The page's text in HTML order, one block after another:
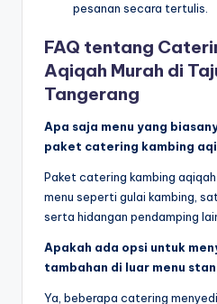
pesanan secara tertulis.
FAQ tentang
Aqiqah Murah di
Tangerang
Apa saja menu yang
paket catering kambing
Paket catering kambing
menu seperti gulai kambing,
serta hidangan pendamping
Apakah ada opsi untuk
tambahan di luar menu
Ya, beberapa catering